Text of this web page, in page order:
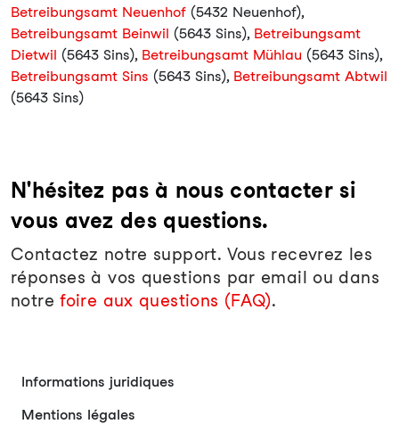
Betreibungsamt Neuenhof (5432 Neuenhof),
Betreibungsamt Beinwil (5643 Sins), Betreibungsamt
Dietwil (5643 Sins), Betreibungsamt Mühlau (5643 Sins),
Betreibungsamt Sins (5643 Sins), Betreibungsamt Abtwil
(5643 Sins)
N'hésitez pas à nous contacter si
vous avez des questions.
Contactez notre support. Vous recevrez les
réponses à vos questions par email ou dans
notrefoire aux questions (FAQ).
Informations juridiques
Mentions légales